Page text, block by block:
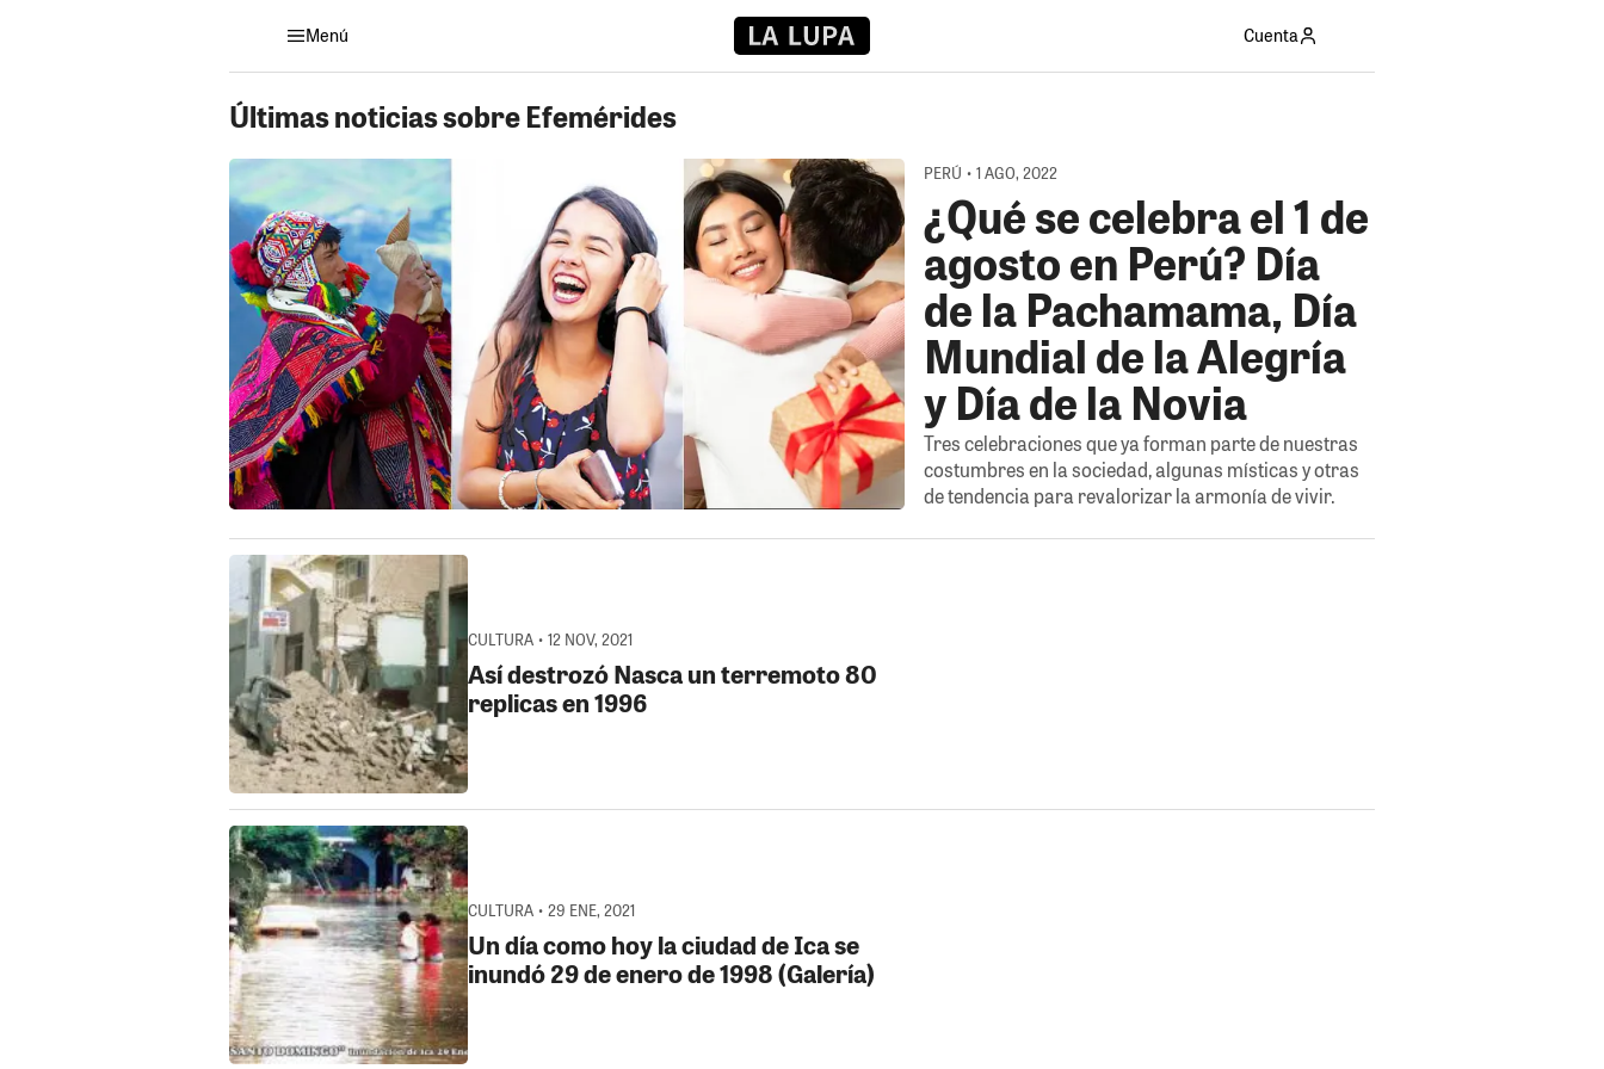
Menú Cuenta
Últimas noticias sobre Efemérides
PERÚ • 1 AGO, 2022
¿Qué se celebra el 1 de
agosto en Perú? Día
de la Pachamama, Día
Mundial de la Alegría
y Día de la Novia
Tres celebraciones que ya forman parte de nuestras
costumbres en la sociedad, algunas místicas y otras
de tendencia para revalorizar la armonía de vivir.
CULTURA • 12 NOV, 2021
Así destrozó Nasca un terremoto 80
replicas en 1996
CULTURA • 29 ENE, 2021
Un día como hoy la ciudad de Ica se
inundó 29 de enero de 1998 (Galería)